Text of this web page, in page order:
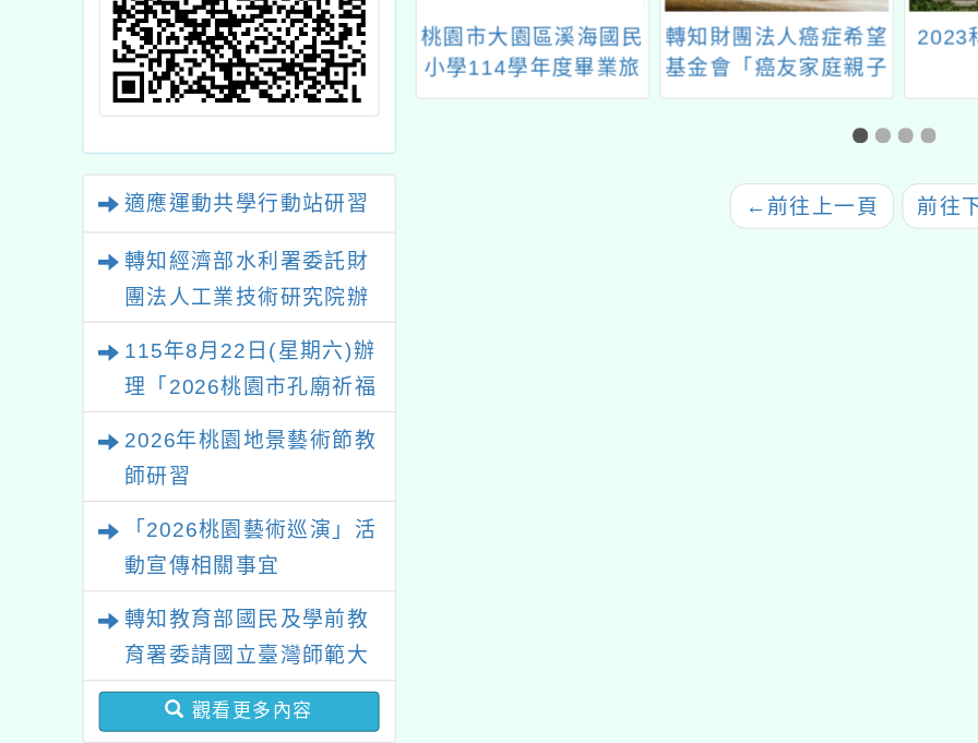
適應運動共學行動站研習
轉知經濟部水利署委託財
團法人工業技術研究院辦
績優單位及節水達人選拔
115年8月22日(星期六)辦
理「2026桃園市孔廟祈福
2026年桃園地景藝術節教
師研習
「2026桃園藝術巡演」活
動宣傳相關事宜
轉知教育部國民及學前教
育署委請國立臺灣師範大
學辦理「114至115年度
健康促進學校輔導計畫師
觀看更多內容
園閩南書院系
答喙鼓比賽」
轉知臺灣菸酒股份有限
公司烏日啤酒廠環境教
育活動資訊
桃園市大園區溪海國民
小學114學年度畢業旅
行行程意願調查統計結
轉知財團法人癌症希望
基金會「癌友家庭親子
營」活動海報及報名簡
2023
← 前往上一頁 前往